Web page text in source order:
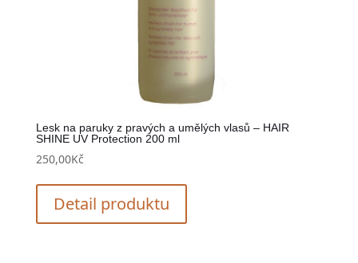
Lesk na paruky z pravých a umělých vlasů – HAIR
SHINE UV Protection 200 ml
250,00Kč
Detail produktu